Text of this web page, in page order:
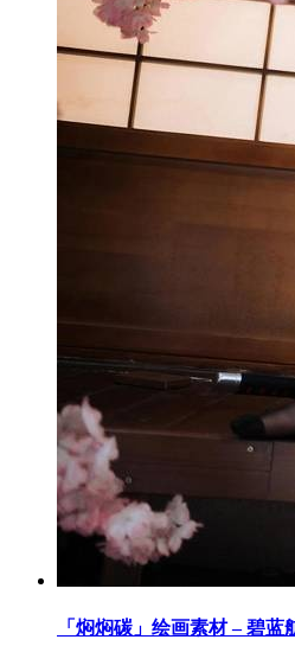
「焖焖碳」绘画素材 – 碧蓝